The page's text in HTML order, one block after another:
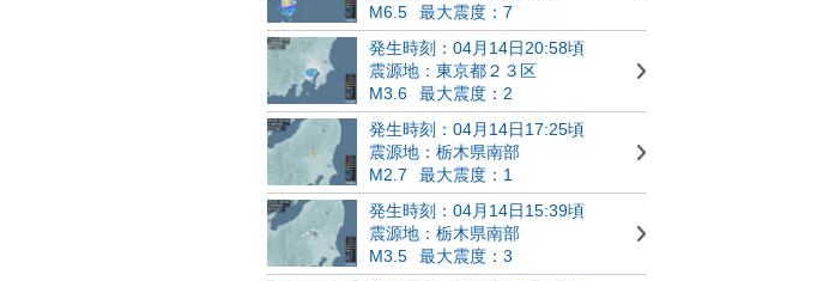
M6.5
最大震度：7
発生時刻：04月14日20:58頃
震源地：東京都２３区
M3.6
最大震度：2
発生時刻：04月14日17:25頃
震源地：栃木県南部
M2.7
最大震度：1
発生時刻：04月14日15:39頃
震源地：栃木県南部
M3.5
最大震度：3